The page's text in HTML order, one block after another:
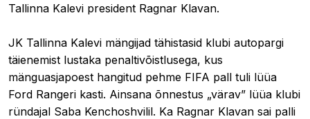
Tallinna Kalevi president Ragnar Klavan.
JK Tallinna Kalevi mängijad tähistasid klubi autopargi
täienemist lustaka penaltivõistlusega, kus
mänguasjapoest hangitud pehme FIFA pall tuli lüüa
Ford Rangeri kasti. Ainsana õnnestus „värav” lüüa klubi
ründajal Saba Kenchoshvilil. Ka Ragnar Klavan sai palli